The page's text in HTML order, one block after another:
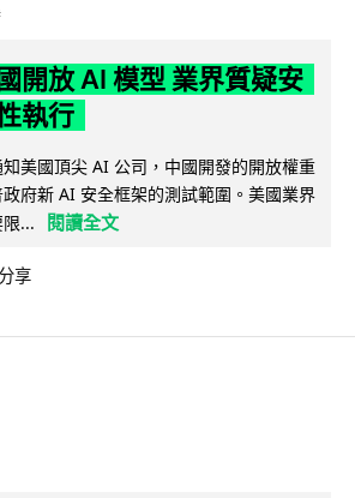
開放 AI 模型 業界質疑安
執行
美國頂尖 AI 公司，中國開發的開放權重
府新 AI 安全框架的測試範圍。美國業界
...
閱讀全文
享